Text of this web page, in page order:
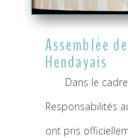
Assemblée
Hendayais
Dans le cadre
Responsabilités
ont pris